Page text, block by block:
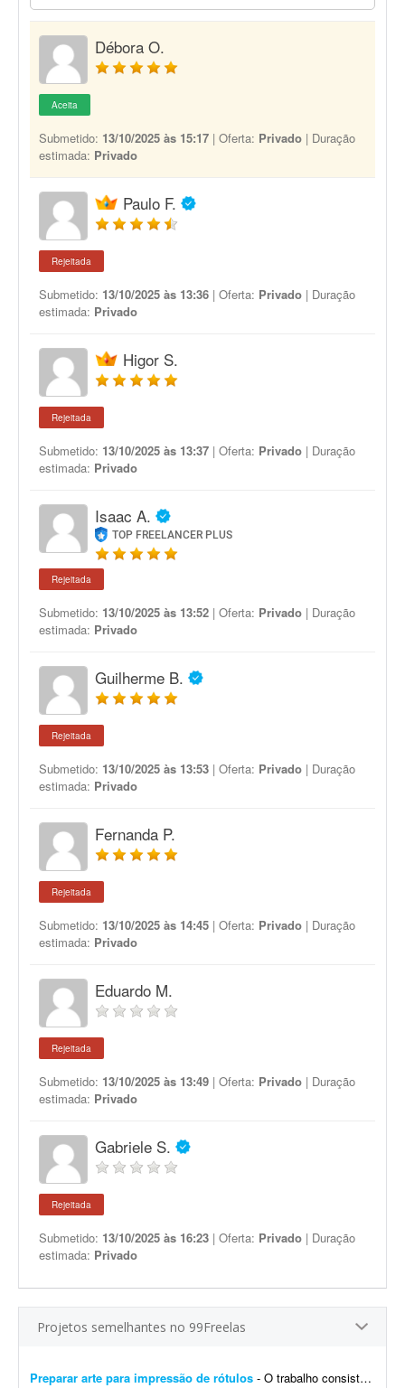
Débora O.
Aceita
Submetido: 13/10/2025 às 15:17 | Oferta: Privado | Duração
estimada: Privado
Paulo F.
Rejeitada
Submetido: 13/10/2025 às 13:36 | Oferta: Privado | Duração
estimada: Privado
Higor S.
Rejeitada
Submetido: 13/10/2025 às 13:37 | Oferta: Privado | Duração
estimada: Privado
Isaac A.
TOP FREELANCER PLUS
Rejeitada
Submetido: 13/10/2025 às 13:52 | Oferta: Privado | Duração
estimada: Privado
Guilherme B.
Rejeitada
Submetido: 13/10/2025 às 13:53 | Oferta: Privado | Duração
estimada: Privado
Fernanda P.
Rejeitada
Submetido: 13/10/2025 às 14:45 | Oferta: Privado | Duração
estimada: Privado
Eduardo M.
Rejeitada
Submetido: 13/10/2025 às 13:49 | Oferta: Privado | Duração
estimada: Privado
Gabriele S.
Rejeitada
Submetido: 13/10/2025 às 16:23 | Oferta: Privado | Duração
estimada: Privado
Projetos semelhantes no 99Freelas
Preparar arte para impressão de rótulos - O trabalho consiste em preparar a arte digital para envio à impressão gráfica. Possuímos o arquivo feito no Canva. Será necessário passar para um software...